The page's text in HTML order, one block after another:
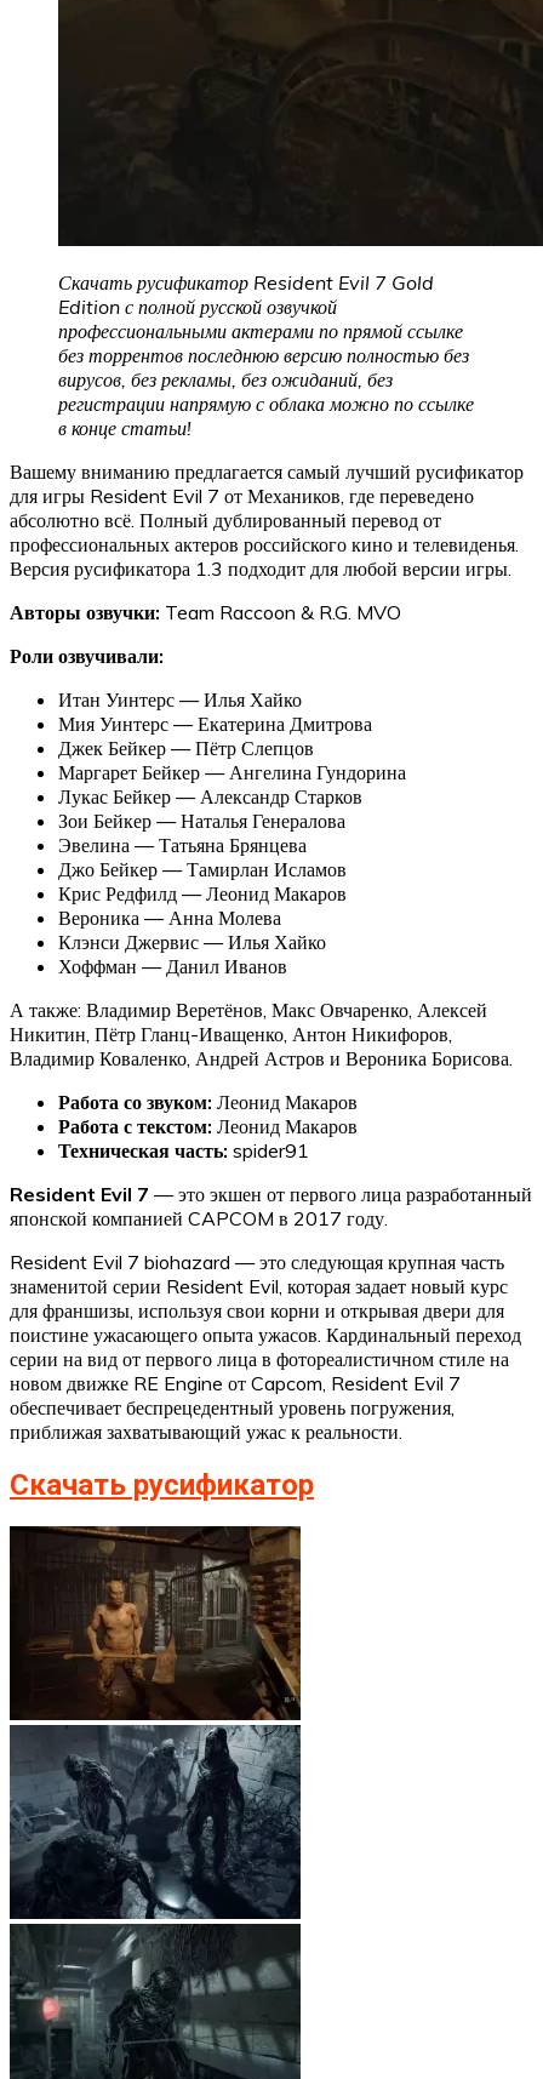
Скачать русификатор Resident Evil 7 Gold
Edition с полной русской озвучкой
профессиональными актерами по прямой ссылке
без торрентов последнюю версию полностью без
вирусов, без рекламы, без ожиданий, без
регистрации напрямую с облака можно по ссылке
в конце статьи!
Вашему вниманию предлагается самый лучший русификатор
для игры Resident Evil 7 от Механиков, где переведено
абсолютно всё. Полный дублированный перевод от
профессиональных актеров российского кино и телевиденья.
Версия русификатора 1.3 подходит для любой версии игры.
Авторы озвучки: Team Raccoon & R.G. MVO
Роли озвучивали:
Итан Уинтерс — Илья Хайко
Мия Уинтерс — Екатерина Дмитрова
Джек Бейкер — Пётр Слепцов
Маргарет Бейкер — Ангелина Гундорина
Лукас Бейкер — Александр Старков
Зои Бейкер — Наталья Генералова
Эвелина — Татьяна Брянцева
Джо Бейкер — Тамирлан Исламов
Крис Редфилд — Леонид Макаров
Вероника — Анна Молева
Клэнси Джервис — Илья Хайко
Хоффман — Данил Иванов
А также: Владимир Веретёнов, Макс Овчаренко, Алексей
Никитин, Пётр Гланц-Иващенко, Антон Никифоров,
Владимир Коваленко, Андрей Астров и Вероника Борисова.
Работа со звуком: Леонид Макаров
Работа с текстом: Леонид Макаров
Техническая часть: spider91
Resident Evil 7 — это экшен от первого лица разработанный
японской компанией CAPCOM в 2017 году.
Resident Evil 7 biohazard — это следующая крупная часть
знаменитой серии Resident Evil, которая задает новый курс
для франшизы, используя свои корни и открывая двери для
поистине ужасающего опыта ужасов. Кардинальный переход
серии на вид от первого лица в фотореалистичном стиле на
новом движке RE Engine от Capcom, Resident Evil 7
обеспечивает беспрецедентный уровень погружения,
приближая захватывающий ужас к реальности.
Скачать русификатор